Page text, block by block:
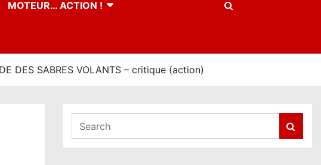
MOTEUR… ACTION !
DES SABRES VOLANTS – critique (action)
a